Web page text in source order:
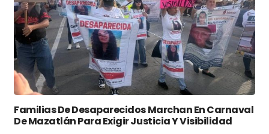
Familias De Desaparecidos Marchan En Carnaval
De Mazatlán Para Exigir Justicia Y Visibilidad